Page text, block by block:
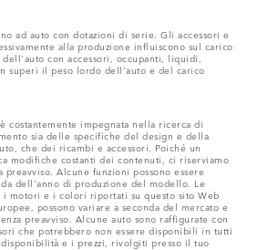
ad auto con dotazioni di serie. Gli accessori e
alla produzione influiscono sul carico
con accessori, occupanti, liquidi,
superi il peso lordo dell'auto e del carico
costantemente impegnata nella ricerca di
sia delle specifiche del design e della
che dei ricambi e accessori. Poiché un
modifiche costanti dei contenuti, ci riserviamo
Alcune funzioni possono essere
dell'anno di produzione del modello. Le
motori e i colori riportati su questo sito Web
possono variare a seconda del mercato e
preavviso. Alcune auto sono raffigurate con
che potrebbero non essere disponibili in tutti
e i prezzi, rivolgiti presso il tuo